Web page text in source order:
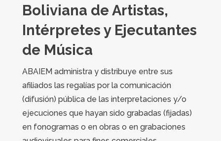
Boliviana de Artistas,
Intérpretes y Ejecutantes
de Música
ABAIEM administra y distribuye entre sus
afiliados las regalías por la comunicación
(difusión) pública de las interpretaciones y/o
ejecuciones que hayan sido grabadas (fijadas)
en fonogramas o en obras o en grabaciones